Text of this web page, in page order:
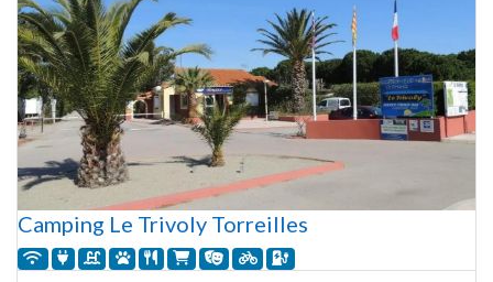
Camping Le Trivoly Torreilles